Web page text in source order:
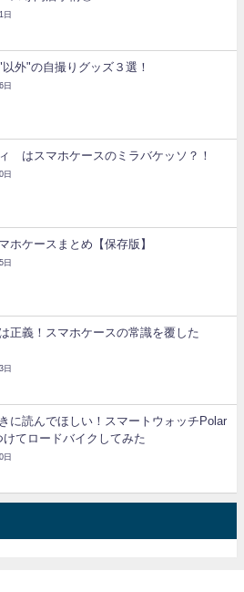
日
外"の自撮りグッズ３選！
日
®はスマホケースのミラバケッソ？！
日
ホケースまとめ【保存版】
日
正義！スマホケースの常識を覆した
日
に読んでほしい！スマートウォッチPolar
けてロードバイクしてみた
日